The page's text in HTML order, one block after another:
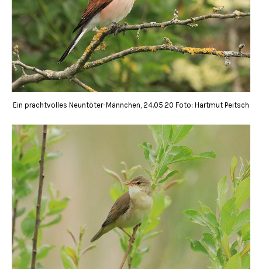
Ein prachtvolles Neuntöter-Männchen, 24.05.20 Foto: Hartmut Peitsch